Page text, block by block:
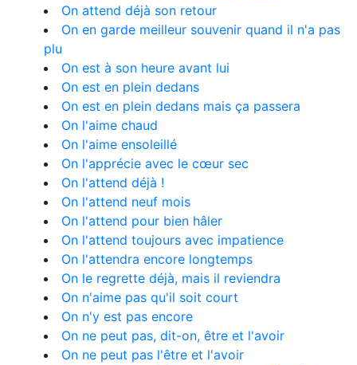
On attend déjà son retour
On en garde meilleur souvenir quand il n'a pas
plu
On est à son heure avant lui
On est en plein dedans
On est en plein dedans mais ça passera
On l'aime chaud
On l'aime ensoleillé
On l'apprécie avec le cœur sec
On l'attend déjà !
On l'attend neuf mois
On l'attend pour bien hâler
On l'attend toujours avec impatience
On l'attendra encore longtemps
On le regrette déjà, mais il reviendra
On n'aime pas qu'il soit court
On n'y est pas encore
On ne peut pas, dit-on, être et l'avoir
On ne peut pas l'être et l'avoir